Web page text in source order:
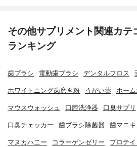
その他サプリメント関連カテ
ランキング
歯ブラシ 電動歯ブラシ デンタルフロス
ホワイトニング歯磨き粉 うがい薬 ホー
マウスウォッシュ 口腔洗浄器 口臭サプリ
口臭チェッカー 歯ブラシ除菌器 歯マニキ
マヌカハニー コラーゲンゼリー プロテイ